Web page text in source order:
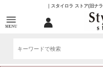
｜スタイロラ ストア(旧ナ